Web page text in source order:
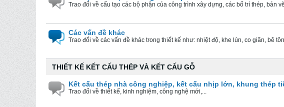
Trao đổi về cấu tạo các bộ phận của công trình xây dựng, các bố trí thép, bản
Các vấn đề khác
Trao đổi về các vấn đề khác trong thiết kế như: nhiệt độ, khe lún, co giãn, bê
THIẾT KẾ KẾT CẤU THÉP VÀ KẾT CẤU GỖ
Kết cấu thép nhà công nghiệp, kết cấu nhịp lớn, khung thép
Trao đổi về thiết kế, kinh nghiệm, công nghệ mới,...